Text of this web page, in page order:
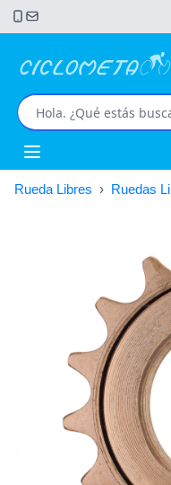
Open main menu
Rueda Libres › Ruedas